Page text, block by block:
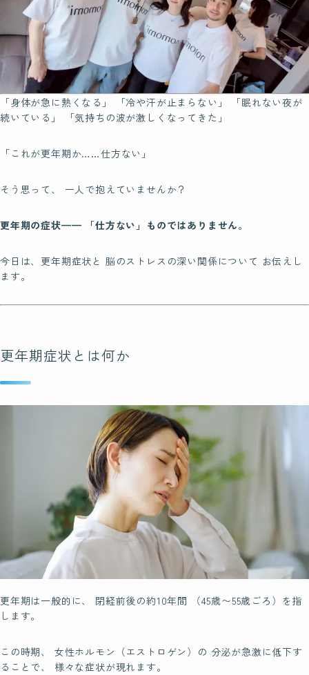
ビギナークラスについて
認定講師制度について
脳もみの
Certification
ホリ先生について
Founder
受講生の声
認定講師
中部
近畿
中国
四国
九州・沖縄
「身体が急に熱くなる」 「冷や汗が止まらない」 「眠れない夜が
続いている」 「気持ちの波が激しくなってきた」
「これが更年期か……仕方ない」
そう思って、 一人で抱えていませんか？
更年期の症状—— 「仕方ない」ものではありません。
今日は、更年期症状と 脳のストレスの深い関係について お伝えし
ます。
更年期症状とは何か
更年期は一般的に、 閉経前後の約10年間 （45歳〜55歳ごろ）を指
します。
この時期、 女性ホルモン（エストロゲン）の 分泌が急激に低下す
ることで、 様々な症状が現れます。